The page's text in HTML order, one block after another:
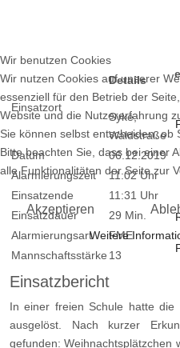
Einsatzort
Details
Syke,
Waldstraße
Datum
06.12.2019
Alarmierungszeit
11:02 Uhr
Einsatzende
11:31 Uhr
Einsatzdauer
29 Min.
Alarmierungsart
FME
Mannschaftsstärke 13
Einsatzbericht
In einer freien Schule hatte die
ausgelöst. Nach kurzer
gefunden: Weihnachtsplätzchen
Wir benutzen Cookies
Wir nutzen Cookies auf unserer
essenziell für den Betrieb der
Website und die Nutzererfahrung
Sie können selbst entscheiden, ob
Bitte beachten Sie, dass bei einer
alle Funktionalitäten der Seite zur
Akzeptieren
Weitere